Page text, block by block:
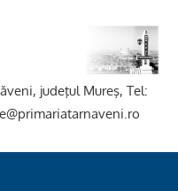
judeţul Mureş, Tel: